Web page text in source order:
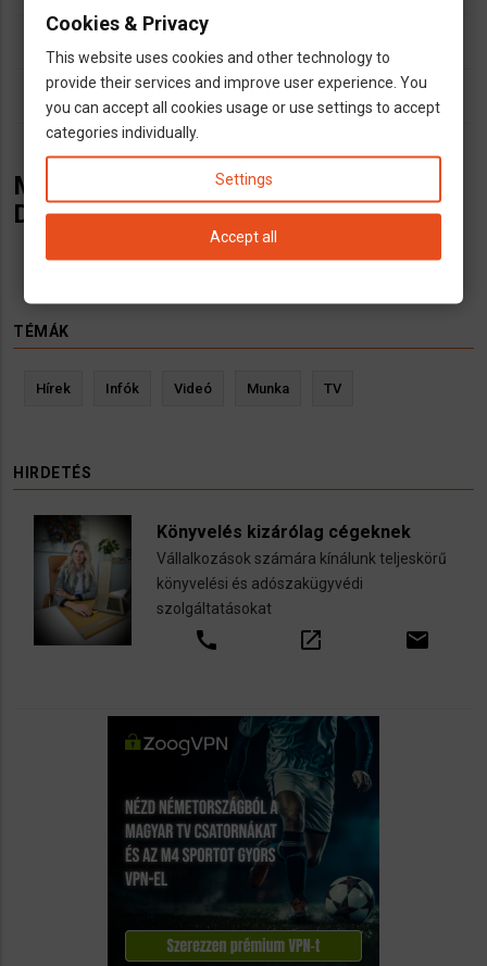
outlined_flag Bayern
Magyar szemorvos Straubing -ban,
Dr.med. Peter Robert Gyimothy
TÉMÁK
Hírek Infók Videó Munka TV
HIRDETÉS
Könyvelés kizárólag cégeknek
Vállalkozások számára kínálunk teljeskörű
könyvelési és adószakügyvédi
szolgáltatásokat
call open_in_new email
Cookies & Privacy
This website uses cookies and other technology to
provide their services and improve user experience. You
you can accept all cookies usage or use settings to accept
categories individually.
Settings
Accept all